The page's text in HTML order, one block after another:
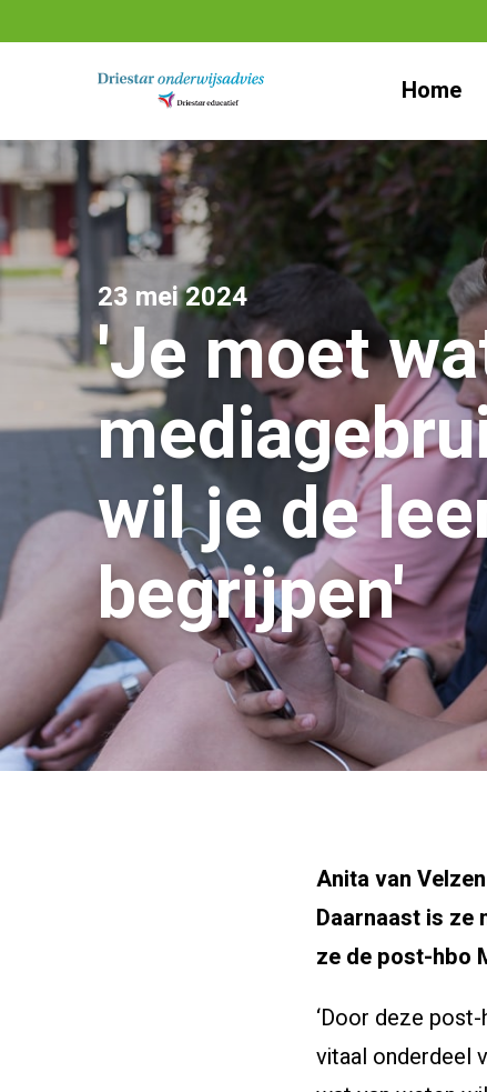
Home
23 mei 2024
'Je moet
wil je de
begrijpen'
Anita van
Daarnaast is ze
ze de post-hbo
‘Door deze
vitaal onderdeel